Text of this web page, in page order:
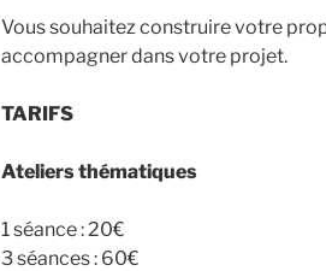
Vous souhaitez construire votre
accompagner dans votre projet.
TARIFS
Ateliers thématiques
1 séance : 20€
3 séances : 60€